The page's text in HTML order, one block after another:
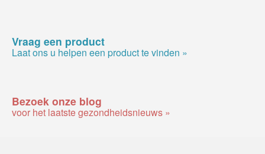
Vraag een product
Laat ons u helpen een product te vinden »
Bezoek onze blog
voor het laatste gezondheidsnieuws »